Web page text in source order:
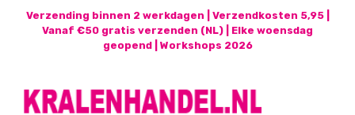
Verzending binnen 2 werkdagen | Verzendkosten 5,95 |
Vanaf €50 gratis verzenden (NL) | Elke woensdag
geopend | Workshops 2026